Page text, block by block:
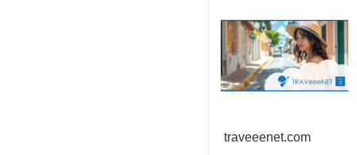
traveeenet.com